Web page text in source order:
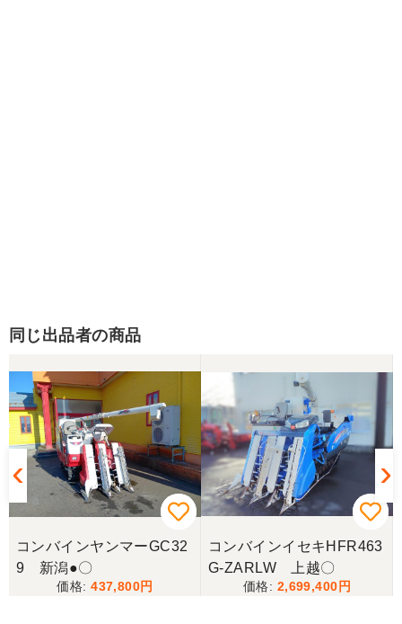
同じ出品者の商品
コンバインヤンマーGC32
9 新潟●〇
437,800
コンバインイセキHFR463
G-ZARLW 上越〇
2,699,400